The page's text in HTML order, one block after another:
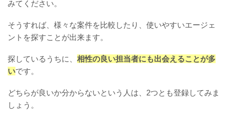
みてください。
そうすれば、様々な案件を比較したり、使いやすいエージェ
ントを探すことが出来ます。
探しているうちに、 相性の良い担当者にも出会えることが多
いです。
どちらが良いか分からないという人は、2つとも登録してみま
しょう。